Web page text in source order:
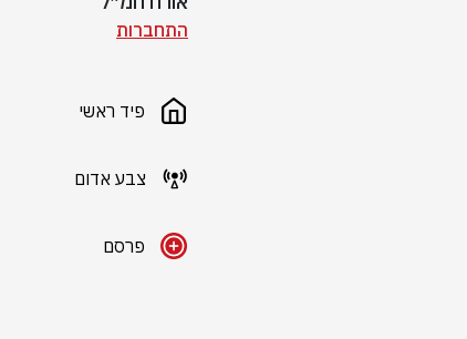
התחברות
פיד ראשי
צבע אדום
פרסם